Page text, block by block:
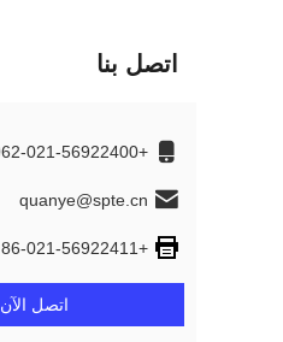
اتصل بنا
+8618267212962-021-56922400
quanye@spte.cn
+86-021-56922411
اتصل الآن